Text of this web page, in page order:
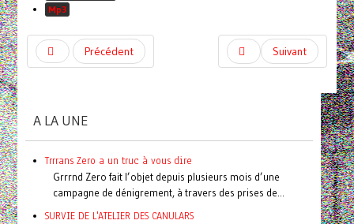
Mp3
Précédent Suivant
A LA UNE
Trrrans Zero a un truc à vous dire
Grrrnd Zero fait l’objet depuis plusieurs mois d’une
campagne de dénigrement, à travers des prises de...
SURVIE DE L'ATELIER DES CANULARS